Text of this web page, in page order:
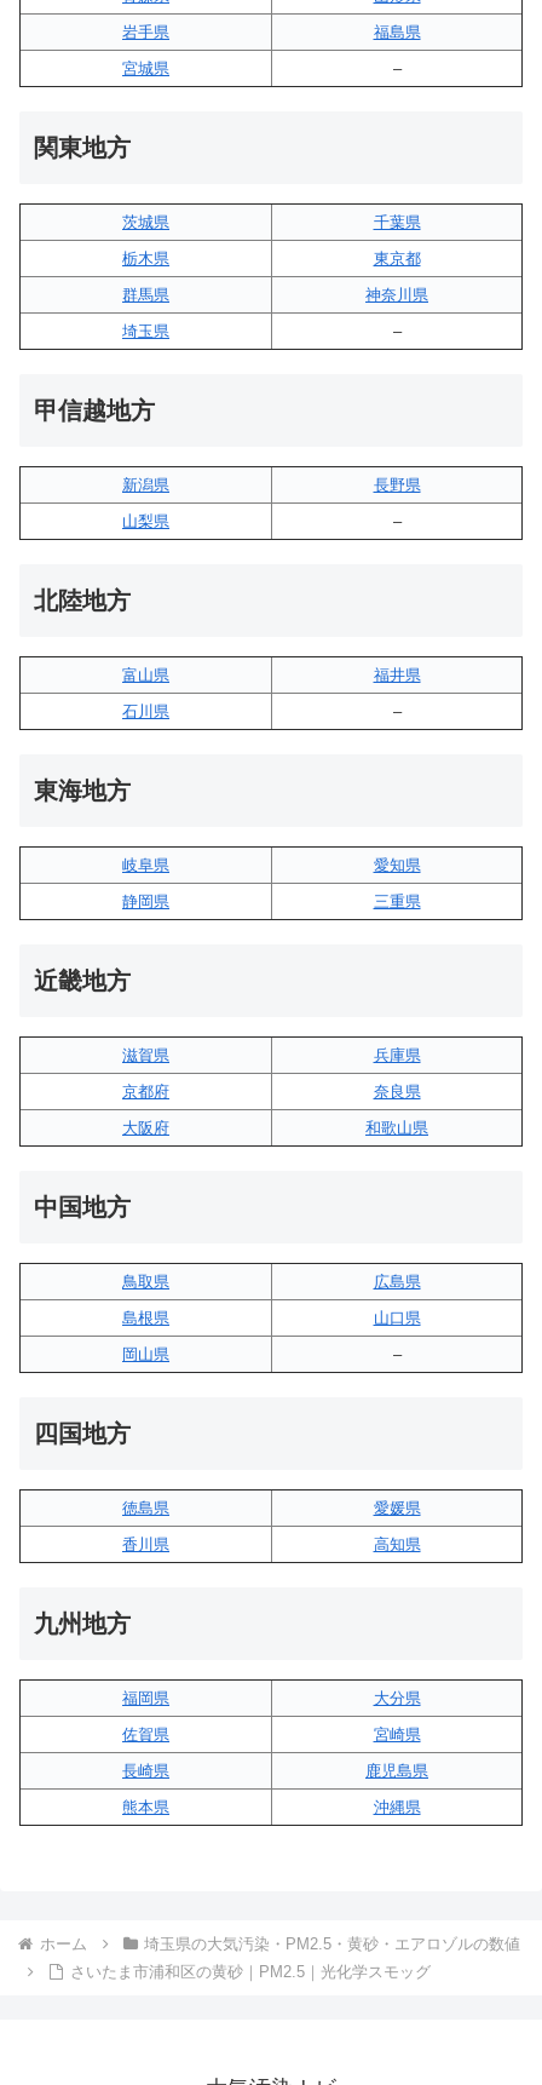
岩手県
福島県
宮城県
–
関東地方
茨城県
千葉県
栃木県
東京都
群馬県
神奈川県
埼玉県
–
甲信越地方
新潟県
長野県
山梨県
–
北陸地方
富山県
福井県
石川県
–
東海地方
岐阜県
愛知県
静岡県
三重県
近畿地方
滋賀県
兵庫県
京都府
奈良県
大阪府
和歌山県
中国地方
鳥取県
広島県
島根県
山口県
岡山県
–
四国地方
徳島県
愛媛県
香川県
高知県
九州地方
福岡県
大分県
佐賀県
宮崎県
長崎県
鹿児島県
熊本県
沖縄県
ホーム
埼玉県の大気汚染・PM2.5・黄砂・エアロゾルの数値
さいたま市浦和区の黄砂｜PM2.5｜光化学スモッグ